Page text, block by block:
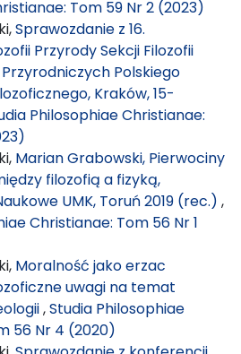
Tom 59 Nr 2 (2023)
Sprawozdanie z 16.
Przyrody Sekcji Filozofii
Polskiego
Kraków, 15-
Philosophiae Christianae:
Marian Grabowski, Pierwociny
filozofią a fizyką,
UMK, Toruń 2019 (rec.) ,
Christianae: Tom 56 Nr 1
Moralność jako erzac
uwagi na temat
,Studia Philosophiae
56 Nr 4 (2020)